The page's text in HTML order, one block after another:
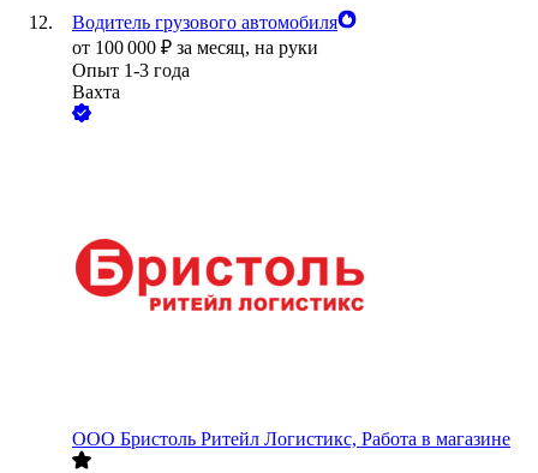
Водитель грузового автомобиля
от 100 000 ₽ за месяц, на руки
Опыт 1-3 года
Вахта
ООО Бристоль Ритейл Логистикс, Работа в магазине